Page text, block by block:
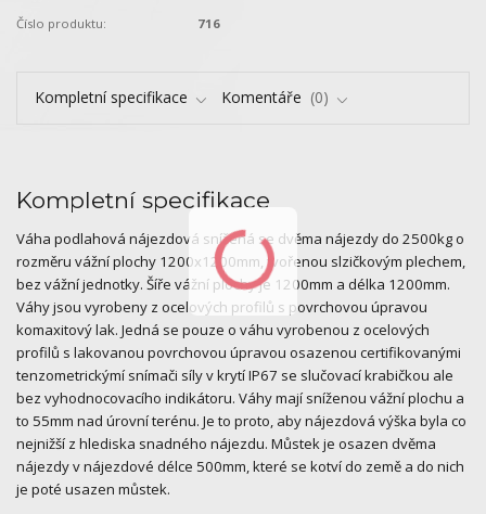
Číslo produktu: 716
Kompletní specifikace Komentáře 0
Kompletní specifikace
Váha podlahová nájezdová snížená se dvěma nájezdy do 2500kg o
rozměru vážní plochy 1200x1200mm, tvořenou slzičkovým plechem,
bez vážní jednotky. Šíře vážní plochy je 1200mm a délka 1200mm.
Váhy jsou vyrobeny z ocelových profilů s povrchovou úpravou
komaxitový lak. Jedná se pouze o váhu vyrobenou z ocelových
profilů s lakovanou povrchovou úpravou osazenou certifikovanými
tenzometrickýmí snímači síly v krytí IP67 se slučovací krabičkou ale
bez vyhodnocovacího indikátoru. Váhy mají sníženou vážní plochu a
to 55mm nad úrovní terénu. Je to proto, aby nájezdová výška byla co
nejnižší z hlediska snadného nájezdu. Můstek je osazen dvěma
nájezdy v nájezdové délce 500mm, které se kotví do země a do nich
je poté usazen můstek.